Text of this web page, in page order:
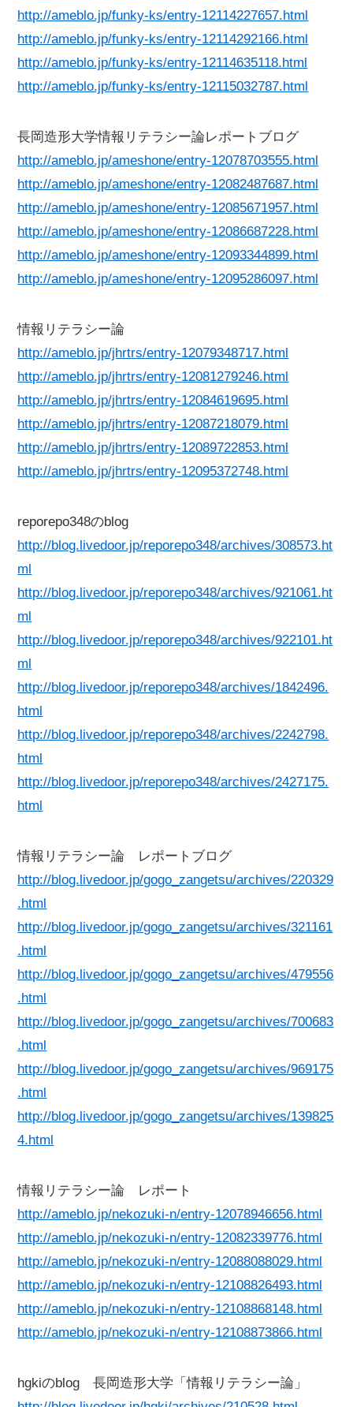
http://ameblo.jp/funky-ks/entry-12114227657.html
http://ameblo.jp/funky-ks/entry-12114292166.html
http://ameblo.jp/funky-ks/entry-12114635118.html
http://ameblo.jp/funky-ks/entry-12115032787.html
長岡造形大学情報リテラシー論レポートブログ
http://ameblo.jp/ameshone/entry-12078703555.html
http://ameblo.jp/ameshone/entry-12082487687.html
http://ameblo.jp/ameshone/entry-12085671957.html
http://ameblo.jp/ameshone/entry-12086687228.html
http://ameblo.jp/ameshone/entry-12093344899.html
http://ameblo.jp/ameshone/entry-12095286097.html
情報リテラシー論
http://ameblo.jp/jhrtrs/entry-12079348717.html
http://ameblo.jp/jhrtrs/entry-12081279246.html
http://ameblo.jp/jhrtrs/entry-12084619695.html
http://ameblo.jp/jhrtrs/entry-12087218079.html
http://ameblo.jp/jhrtrs/entry-12089722853.html
http://ameblo.jp/jhrtrs/entry-12095372748.html
reporepo348のblog
http://blog.livedoor.jp/reporepo348/archives/308573.ht
ml
http://blog.livedoor.jp/reporepo348/archives/921061.ht
ml
http://blog.livedoor.jp/reporepo348/archives/922101.ht
ml
http://blog.livedoor.jp/reporepo348/archives/1842496.
html
http://blog.livedoor.jp/reporepo348/archives/2242798.
html
http://blog.livedoor.jp/reporepo348/archives/2427175.
html
情報リテラシー論 レポートブログ
http://blog.livedoor.jp/gogo_zangetsu/archives/220329
.html
http://blog.livedoor.jp/gogo_zangetsu/archives/321161
.html
http://blog.livedoor.jp/gogo_zangetsu/archives/479556
.html
http://blog.livedoor.jp/gogo_zangetsu/archives/700683
.html
http://blog.livedoor.jp/gogo_zangetsu/archives/969175
.html
http://blog.livedoor.jp/gogo_zangetsu/archives/139825
4.html
情報リテラシー論 レポート
http://ameblo.jp/nekozuki-n/entry-12078946656.html
http://ameblo.jp/nekozuki-n/entry-12082339776.html
http://ameblo.jp/nekozuki-n/entry-12088088029.html
http://ameblo.jp/nekozuki-n/entry-12108826493.html
http://ameblo.jp/nekozuki-n/entry-12108868148.html
http://ameblo.jp/nekozuki-n/entry-12108873866.html
hgkiのblog 長岡造形大学「情報リテラシー論」